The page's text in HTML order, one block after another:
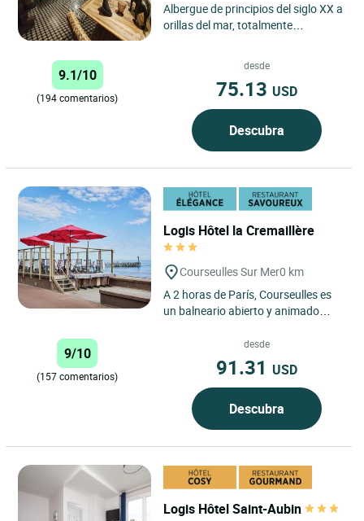
Albergue de principios del siglo XX a
orillas del mar, totalmente
9.1/10
(194 comentarios)
desde
75.13 USD
Descubra
Logis Hôtel la Cremaillère
Courseulles Sur Mer0 km
A 2 horas de París, Courseulles es
un balneario abierto y animado
zona de las Playas...
9/10
(157 comentarios)
desde
91.31 USD
Descubra
Logis Hôtel Saint-Aubin